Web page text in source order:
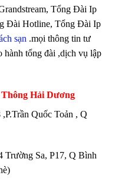
Tổng Đài Ip
Đài Hotline, Tổng Đài Ip
sạn .mọi thông tin tư
hành tổng đài ,dịch vụ lập
Hải Dương
Quốc Toản , Q
Trường Sa, P17, Q Bình